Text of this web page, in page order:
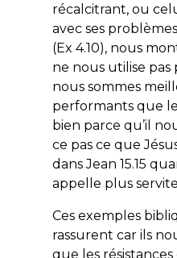
récalcitrant, ou
avec ses
(Ex 4.10), nous
ne nous utilise pas
nous sommes
performants que
bien parce qu’il
ce pas ce que
dans Jean 15.15
appelle plus
Ces exemples
rassurent car ils
que les